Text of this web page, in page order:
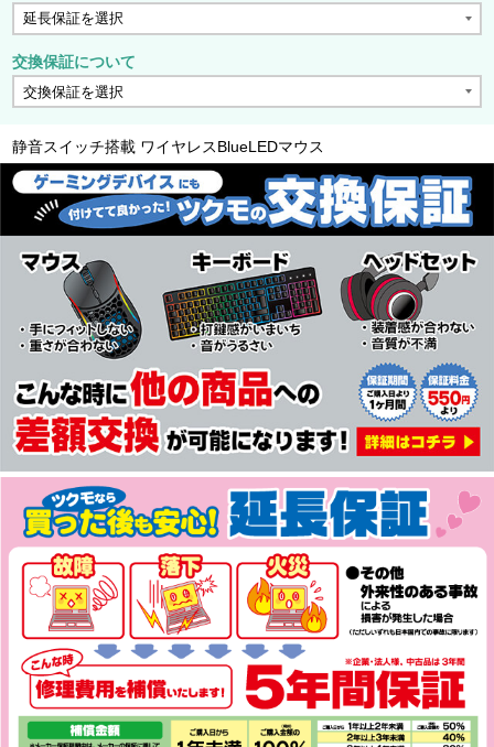
交換保証について
静音スイッチ搭載 ワイヤレスBlueLEDマウス